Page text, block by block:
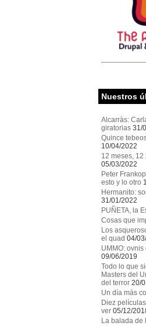
Nuestros
Alcarràs:
giratorias 31/
Quince
10/04/2022
12 meses,
05/03/2022
Peter
esto y lo otro
Hermanito:
31/01/2022
PUÑETA, la
Cosas que
Los
el quad 04/
UMMO:
09/06/2019
Todo lo que
Masters del
del terror 20/
Un día más
Diez
ver 05/12/
La balada de